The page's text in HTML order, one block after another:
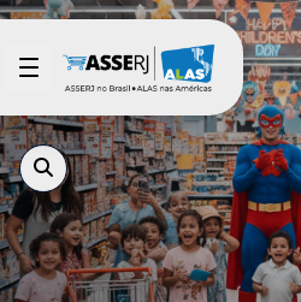
Pular para o Conteúdo principal